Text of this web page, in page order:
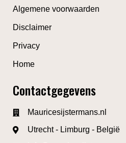
Algemene voorwaarden
Disclaimer
Privacy
Home
Contactgegevens
Mauricesijstermans.nl
Utrecht - Limburg - België